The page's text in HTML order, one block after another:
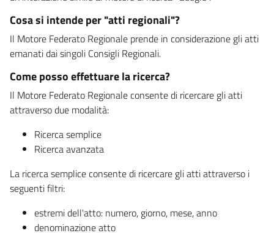
Cosa si intende per "atti regionali"?
Il Motore Federato Regionale prende in considerazione gli atti
emanati dai singoli Consigli Regionali.
Come posso effettuare la ricerca?
Il Motore Federato Regionale consente di ricercare gli atti
attraverso due modalità:
Ricerca semplice
Ricerca avanzata
La ricerca semplice consente di ricercare gli atti attraverso i
seguenti filtri:
estremi dell'atto: numero, giorno, mese, anno
denominazione atto